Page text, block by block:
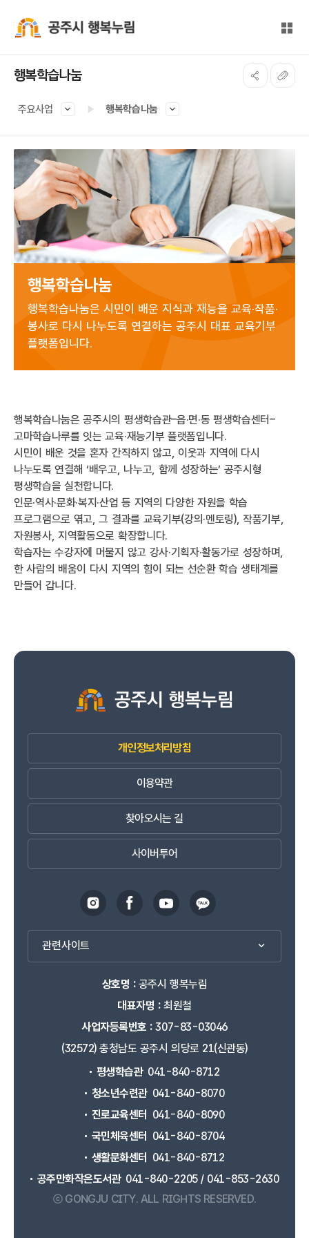
전체
행복학습나눔
주요사업 행복학습나눔
행복학습나눔
행복학습나눔은 시민이 배운 지식과 재능을 교육·작품·
봉사로 다시 나누도록 연결하는 공주시 대표 교육기부
플랫폼입니다.
행복학습나눔은 공주시의 평생학습관–읍·면·동 평생학습센터–
고마학습나루를 잇는 교육·재능기부 플랫폼입니다.
시민이 배운 것을 혼자 간직하지 않고, 이웃과 지역에 다시
나누도록 연결해 ‘배우고, 나누고, 함께 성장하는’ 공주시형
평생학습을 실천합니다.
인문·역사·문화·복지·산업 등 지역의 다양한 자원을 학습
프로그램으로 엮고, 그 결과를 교육기부(강의·멘토링), 작품기부,
자원봉사, 지역활동으로 확장합니다.
학습자는 수강자에 머물지 않고 강사·기획자·활동가로 성장하며,
한 사람의 배움이 다시 지역의 힘이 되는 선순환 학습 생태계를
만들어 갑니다.
개인정보처리방침
이용약관
찾아오시는 길
사이버투어
관련사이트
상호명 :공주시 행복누림
대표자명 :최원철
사업자등록번호 :307-83-03046
(32572) 충청남도 공주시 의당로 21(신관동)
평생학습관 041-840-8712
청소년수련관 041-840-8070
진로교육센터
041-840-8090
국민체육센터
041-840-8704
생활문화센터
041-840-8712
공주만화작은도서관 041-840-2205 / 041-853-2630
ⓒ GONGJU CITY. ALL RIGHTS RESERVED.